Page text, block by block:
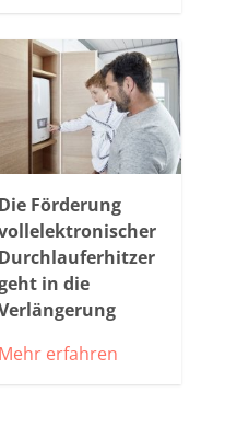
Die Förderung
Durchlauferhitzer
in die
Mehr erfahren